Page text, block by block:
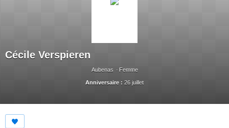
Cécile Verspieren
Aubenas Femme
Anniversaire : 26 juillet